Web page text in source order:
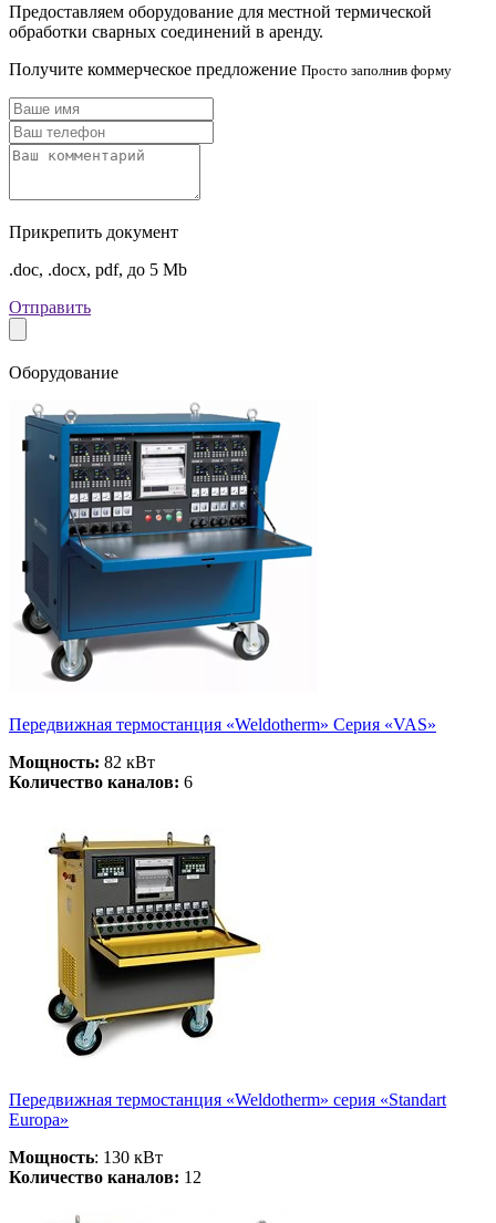
Предоставляем оборудование для местной термической
обработки сварных соединений в аренду.
Получите коммерческое предложение Просто заполнив форму
Прикрепить документ
.doc, .docx, pdf, до 5 Mb
Отправить
Оборудование
Передвижная термостанция «Weldotherm» Серия «VAS»
Мощность: 82 кВт
Количество каналов: 6
Передвижная термостанция «Weldotherm» серия «Standart
Europa»
Мощность: 130 кВт
Количество каналов: 12